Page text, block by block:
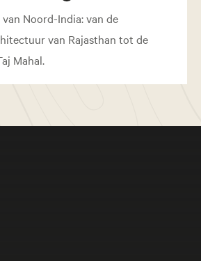
Noord-India: van de
van Rajasthan tot de
Mahal.